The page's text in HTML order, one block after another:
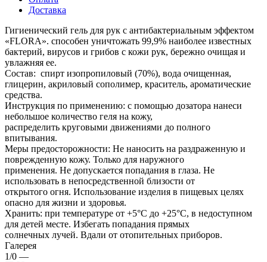
Доставка
Гигиенический гель для рук с антибактериальным эффектом
«FLORA». способен уничтожать 99,9% наиболее известных
бактерий, вирусов и грибов с кожи рук, бережно очищая и
увлажняя ее.
Состав: спирт изопропиловый (70%), вода очищенная,
глицерин, акриловый сополимер, краситель, ароматические
средства.
Инструкция по применению: с помощью дозатора нанеси
небольшое количество геля на кожу,
распределить круговыми движениями до полного
впитывания.
Меры предосторожности: Не наносить на раздраженную и
поврежденную кожу. Только для наружного
применения. Не допускается попадания в глаза. Не
использовать в непосредственной близости от
открытого огня. Использование изделия в пищевых целях
опасно для жизни и здоровья.
Хранить: при температуре от +5°С до +25°С, в недоступном
для детей месте. Избегать попадания прямых
солнечных лучей. Вдали от отопительных приборов.
Галерея
1/0 —